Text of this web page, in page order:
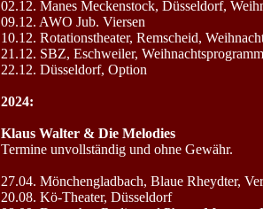
02.12. Manes Meckenstock, Düsseldorf,
09.12. AWO Jub. Viersen
10.12. Rotationstheater, Remscheid,
21.12. SBZ, Eschweiler, Weihnachtsprogramm
22.12. Düsseldorf, Option
2024:
Klaus Walter & Die Melodies
Termine unvollständig und ohne Gewähr.
27.04. Mönchengladbach, Blaue Rheydter,
20.08. Kö-Theater, Düsseldorf